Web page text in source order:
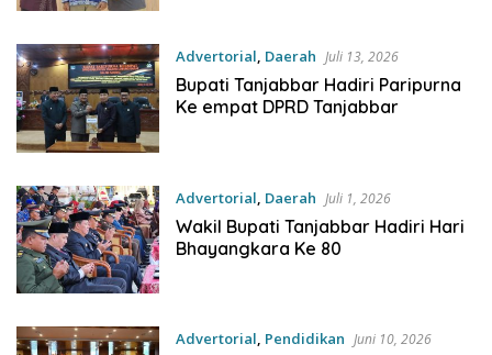
Advertorial, Daerah Juli 13, 2026
Bupati Tanjabbar Hadiri Paripurna
Ke empat DPRD Tanjabbar
Advertorial, Daerah Juli 1, 2026
Wakil Bupati Tanjabbar Hadiri Hari
Bhayangkara Ke 80
Advertorial, Pendidikan Juni 10, 2026